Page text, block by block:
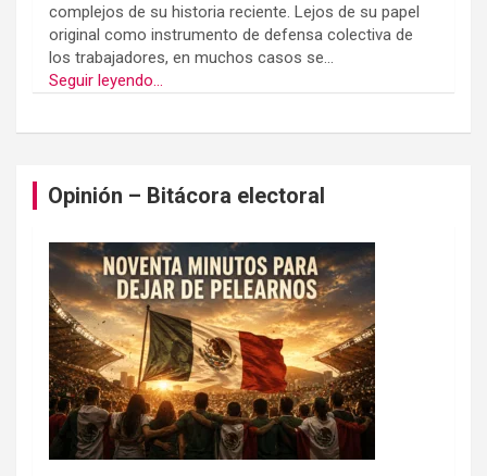
complejos de su historia reciente. Lejos de su papel
original como instrumento de defensa colectiva de
los trabajadores, en muchos casos se...
Seguir leyendo...
Opinión – Bitácora electoral